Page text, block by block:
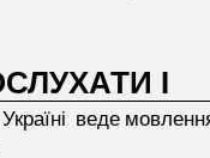
І
веде